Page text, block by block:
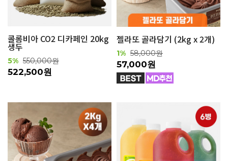
콜롬비아 CO2 디카페인 20kg
생두
5% 550,000원
522,500원
젤라또 골라담기 (2kg x 2개)
1% 58,000원
57,000원